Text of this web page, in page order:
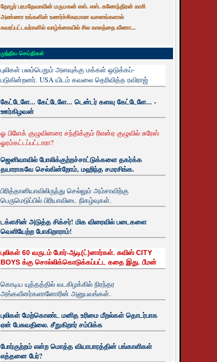
தோழர் பரமதேவாவின் மருமகன் எஸ். எஸ். கணேந்திரன் காசி
அண்ணா உங்களின் உணர்ச்சிகரமான வசனங்களால்
கவரப்பட்டவர்களில் வாழ்க்கையில் சில காலத்தை வீணா...
முந்திய செய்திகள்
புலிகள் பலம்பெறும் அளவுக்கு மக்கள் ஒடுக்கப்-
படுகின்றனர். USA யிடம் கவலை தெரிவித்த ரவிராஜ்
கேட்டேளே... கேட்டேளே... டென்டர் களவு கேட்டேளே... -
ஊர்கிழவன்
ஓ பிளேக் குழுவினரை சந்திக்கும் ரிஎன்ஏ குழுவில் சுரேஸ்
ஓரம்கட்டப்பட்டாரா?
ஜெனிவாவில் போலிக்குற்றச்சாட்டுக்களை தகர்க்க
தயாராகவே செல்கின்றோம், மஹிந்த சமரசிங்க.
பிரித்தானியாவிலிருந்து செல்லும் அம்சாவிற்கு
பெருமெடுப்பில் பிரியாவிடை நிகழ்வுகள்.
டக்ளசின் அடுத்த சிக்சர்! மிக விரைவில் படைகளை
வெளியேற்ற போகிறாராம்!
புலிகள் 60 வருடம் போர்-ஆடி(ட்)னார்கள். சுவிஸ் CITY
BOYS க்கு சொல்லிக்கொடுக்கப்பட்ட கதை இது. பீமன்
கொடிய யுத்தத்தில் வடகிழக்கில் நிரந்தர
அங்கவீனர்களானோரின் அனுபவங்கள்.
புலிகள் மேற்கொண்ட மனித உரிமை மீறல்கள் தொடர்பாக
ஏன் பேசுவதிலை. சீறுகிறார் சம்பிக்க
போர்குற்றம் என்ற மொத்த வியாபாரத்தின் பங்காளிகள்
எத்தனை பேர்?